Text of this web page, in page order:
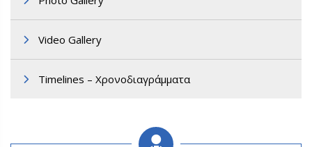
Α3. Μεταμόσχευση Μαλλιών FUT
Video Gallery
Timelines – Χρονοδιαγράμματα